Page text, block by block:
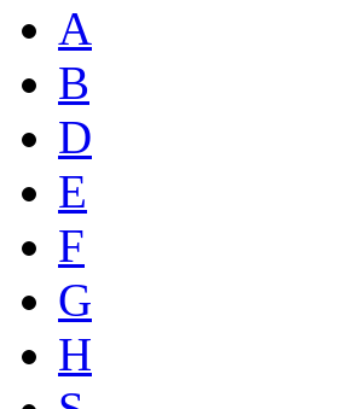
A
B
D
E
F
G
H